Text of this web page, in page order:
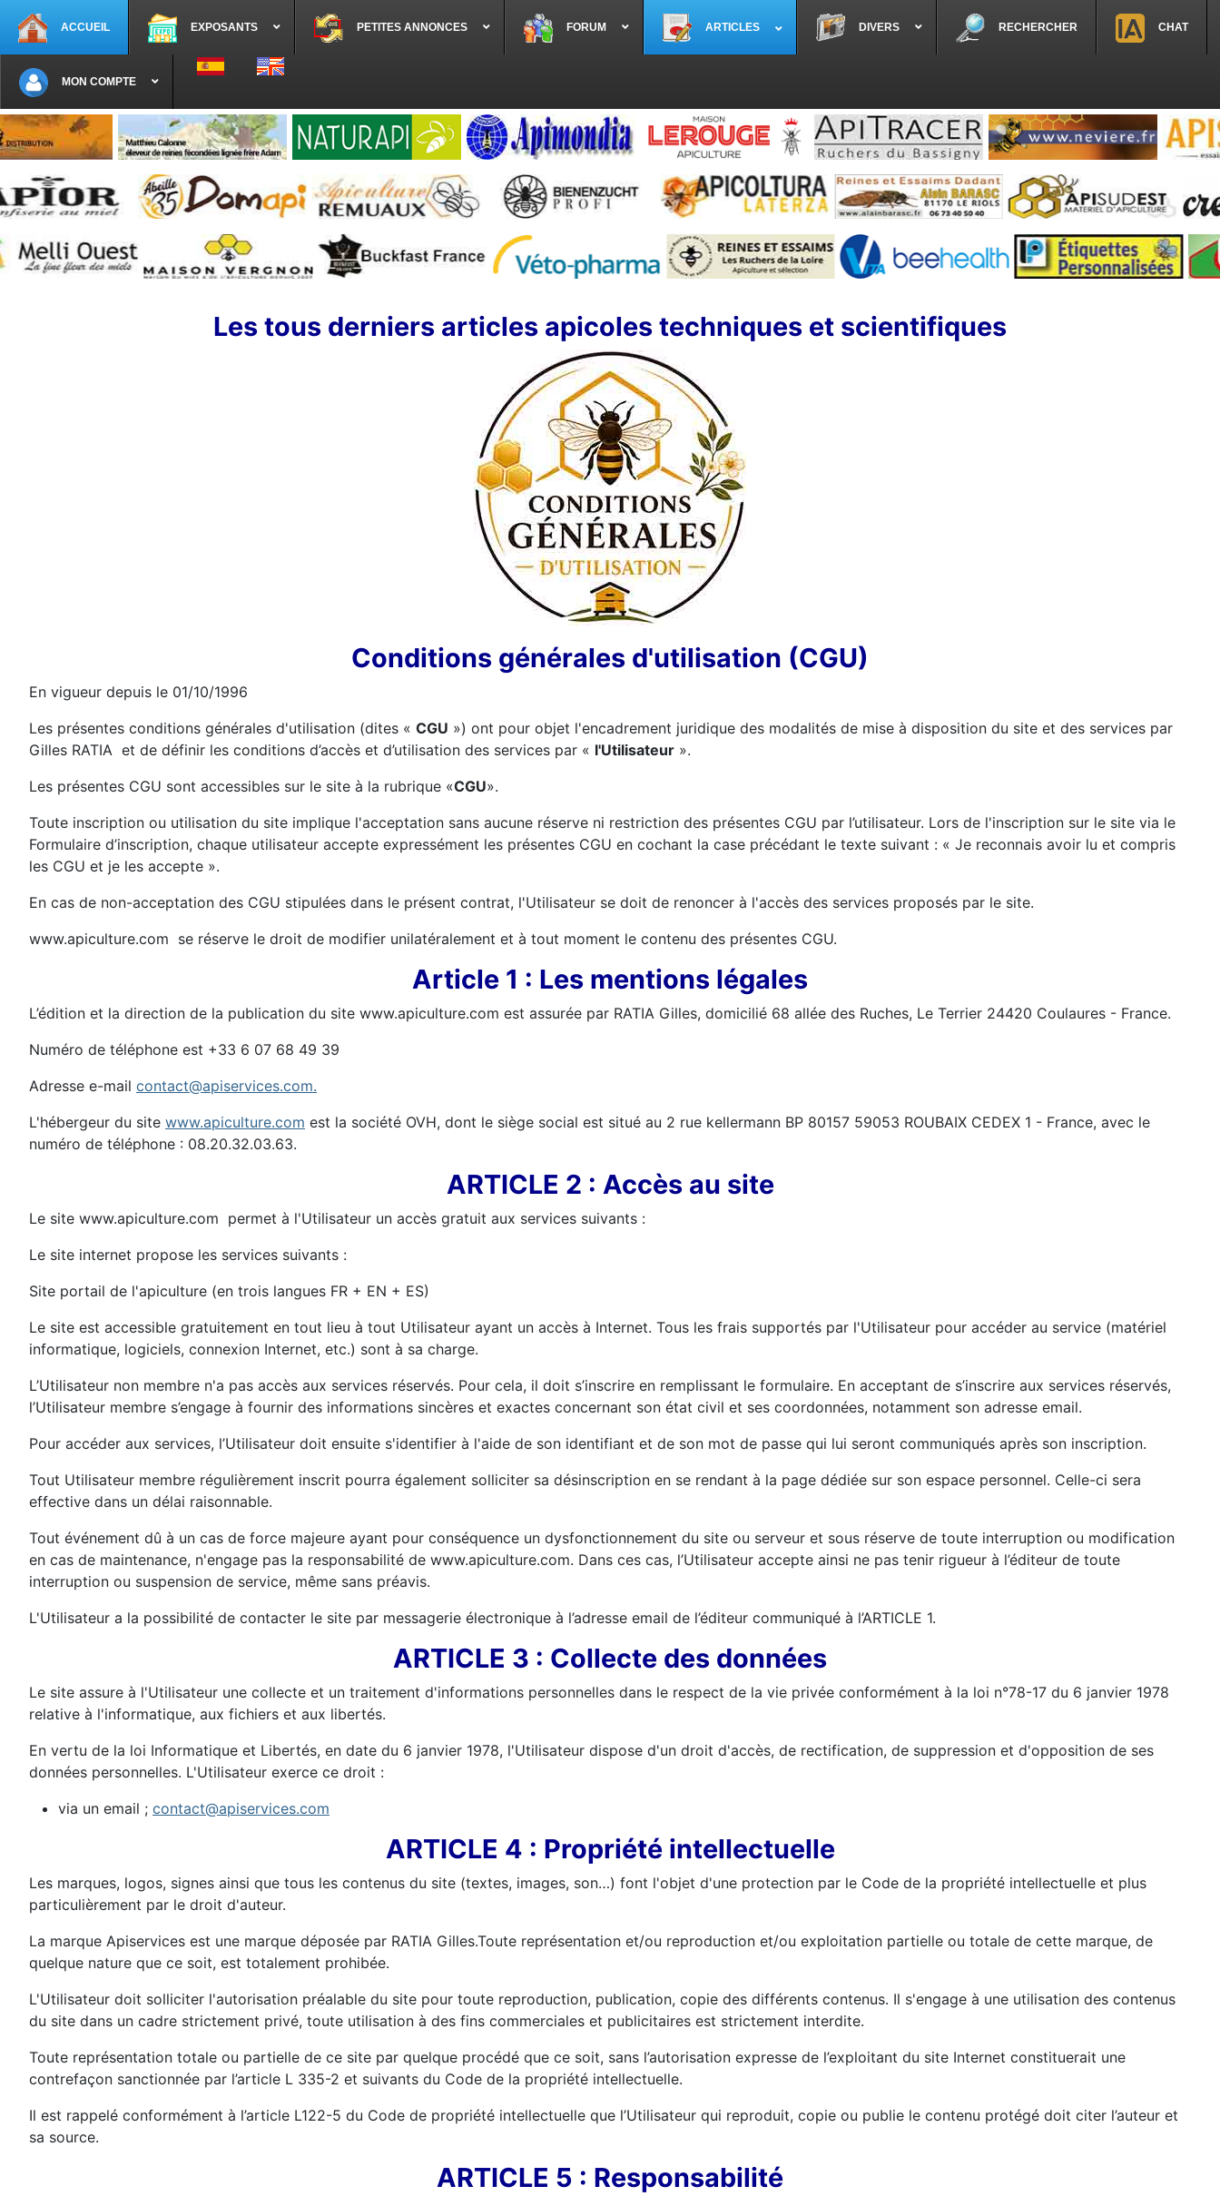
ACCUEIL EXPOSANTS PETITES ANNONCES FORUM ARTICLES DIVERS RECHERCHER CHAT
MON COMPTE
Sélectionnez votre langue
Les tous derniers articles apicoles techniques et scientifiques
Conditions générales d'utilisation (CGU)
En vigueur depuis le 01/10/1996
Les présentes conditions générales d'utilisation (dites « CGU ») ont pour objet l'encadrement juridique des modalités de mise à disposition du site et des services par
Gilles RATIA et de définir les conditions d’accès et d’utilisation des services par « l'Utilisateur ».
Les présentes CGU sont accessibles sur le site à la rubrique «CGU».
Toute inscription ou utilisation du site implique l'acceptation sans aucune réserve ni restriction des présentes CGU par l’utilisateur. Lors de l'inscription sur le site via le
Formulaire d’inscription, chaque utilisateur accepte expressément les présentes CGU en cochant la case précédant le texte suivant : « Je reconnais avoir lu et compris
les CGU et je les accepte ».
En cas de non-acceptation des CGU stipulées dans le présent contrat, l'Utilisateur se doit de renoncer à l'accès des services proposés par le site.
www.apiculture.com se réserve le droit de modifier unilatéralement et à tout moment le contenu des présentes CGU.
Article 1 : Les mentions légales
L’édition et la direction de la publication du site www.apiculture.com est assurée par RATIA Gilles, domicilié 68 allée des Ruches, Le Terrier 24420 Coulaures - France.
Numéro de téléphone est +33 6 07 68 49 39
Adresse e-mail contact@apiservices.com.
L'hébergeur du site www.apiculture.com est la société OVH, dont le siège social est situé au 2 rue kellermann BP 80157 59053 ROUBAIX CEDEX 1 - France, avec le
numéro de téléphone : 08.20.32.03.63.
ARTICLE 2 : Accès au site
Le site www.apiculture.com permet à l'Utilisateur un accès gratuit aux services suivants :
Le site internet propose les services suivants :
Site portail de l'apiculture (en trois langues FR + EN + ES)
Le site est accessible gratuitement en tout lieu à tout Utilisateur ayant un accès à Internet. Tous les frais supportés par l'Utilisateur pour accéder au service (matériel
informatique, logiciels, connexion Internet, etc.) sont à sa charge.
L’Utilisateur non membre n'a pas accès aux services réservés. Pour cela, il doit s’inscrire en remplissant le formulaire. En acceptant de s’inscrire aux services réservés,
l’Utilisateur membre s’engage à fournir des informations sincères et exactes concernant son état civil et ses coordonnées, notamment son adresse email.
Pour accéder aux services, l’Utilisateur doit ensuite s'identifier à l'aide de son identifiant et de son mot de passe qui lui seront communiqués après son inscription.
Tout Utilisateur membre régulièrement inscrit pourra également solliciter sa désinscription en se rendant à la page dédiée sur son espace personnel. Celle-ci sera
effective dans un délai raisonnable.
Tout événement dû à un cas de force majeure ayant pour conséquence un dysfonctionnement du site ou serveur et sous réserve de toute interruption ou modification
en cas de maintenance, n'engage pas la responsabilité de www.apiculture.com. Dans ces cas, l’Utilisateur accepte ainsi ne pas tenir rigueur à l’éditeur de toute
interruption ou suspension de service, même sans préavis.
L'Utilisateur a la possibilité de contacter le site par messagerie électronique à l’adresse email de l’éditeur communiqué à l’ARTICLE 1.
ARTICLE 3 : Collecte des données
Le site assure à l'Utilisateur une collecte et un traitement d'informations personnelles dans le respect de la vie privée conformément à la loi n°78-17 du 6 janvier 1978
relative à l'informatique, aux fichiers et aux libertés.
En vertu de la loi Informatique et Libertés, en date du 6 janvier 1978, l'Utilisateur dispose d'un droit d'accès, de rectification, de suppression et d'opposition de ses
données personnelles. L'Utilisateur exerce ce droit :
via un email ; contact@apiservices.com
ARTICLE 4 : Propriété intellectuelle
Les marques, logos, signes ainsi que tous les contenus du site (textes, images, son…) font l'objet d'une protection par le Code de la propriété intellectuelle et plus
particulièrement par le droit d'auteur.
La marque Apiservices est une marque déposée par RATIA Gilles.Toute représentation et/ou reproduction et/ou exploitation partielle ou totale de cette marque, de
quelque nature que ce soit, est totalement prohibée.
L'Utilisateur doit solliciter l'autorisation préalable du site pour toute reproduction, publication, copie des différents contenus. Il s'engage à une utilisation des contenus
du site dans un cadre strictement privé, toute utilisation à des fins commerciales et publicitaires est strictement interdite.
Toute représentation totale ou partielle de ce site par quelque procédé que ce soit, sans l’autorisation expresse de l’exploitant du site Internet constituerait une
contrefaçon sanctionnée par l’article L 335-2 et suivants du Code de la propriété intellectuelle.
Il est rappelé conformément à l’article L122-5 du Code de propriété intellectuelle que l’Utilisateur qui reproduit, copie ou publie le contenu protégé doit citer l’auteur et
sa source.
ARTICLE 5 : Responsabilité